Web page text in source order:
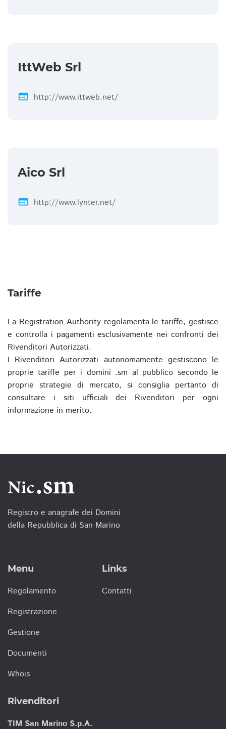
IttWeb Srl
web http://www.ittweb.net/
Aico Srl
web http://www.lynter.net/
Tariffe
La Registration Authority regolamenta le tariffe, gestisce
e controlla i pagamenti esclusivamente nei confronti dei
Rivenditori Autorizzati.
I Rivenditori Autorizzati autonomamente gestiscono le
proprie tariffe per i domini .sm al pubblico secondo le
proprie strategie di mercato, si consiglia pertanto di
consultare i siti ufficiali dei Rivenditori per ogni
informazione in merito.
Registro e anagrafe dei Domini
della Repubblica di San Marino
Menu
Regolamento
Registrazione
Gestione
Documenti
Whois
Links
Contatti
Rivenditori
TIM San Marino S.p.A.